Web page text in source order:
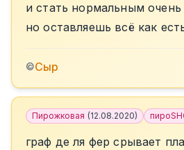
и стать нормальным очень
но оставляешь всё как
©Сыр
Пирожковая (12.08.2020)
граф де ля фер срывает